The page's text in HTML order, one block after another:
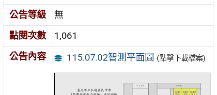
公告等級
無
點閱次數
1,061
公告內容
115.07.02智測平面圖 (點擊下載檔案)